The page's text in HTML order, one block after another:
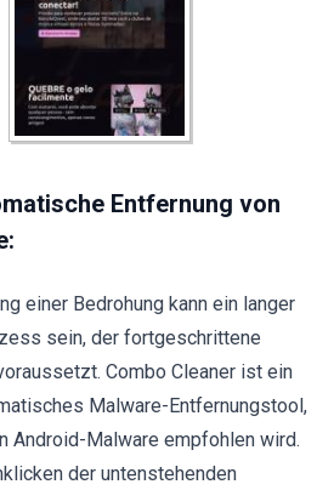
Entfernung von
einer Bedrohung kann ein langer
sein, der fortgeschrittene
Combo Cleaner ist ein
Malware-Entfernungstool,
Android-Malware empfohlen wird.
der untenstehenden